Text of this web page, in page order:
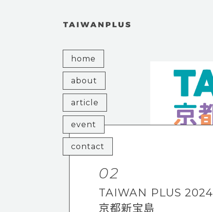
home
about
article
event
contact
02
TAIWAN PLUS 2024
京都新宝島